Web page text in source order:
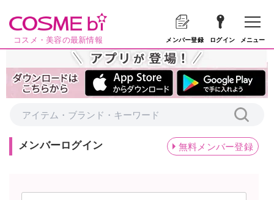
コスメ・美容の最新情報 メンバー登録 ログイン メニュー
メンバーログイン 無料メンバー登録